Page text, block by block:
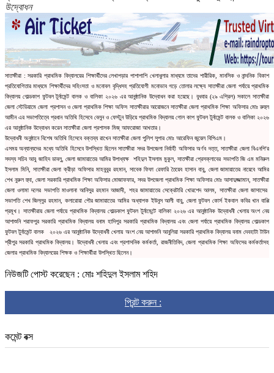
উদ্বোধন
সাতক্ষীরা : সরকারি প্রাথমিক বিদ্যালয়ের শিক্ষার্থীদের লেখাপড়ার পাশাপাশি খেলাধুলার মাধ্যমে তাদের শারীরিক, মানসিক ও নান্দনিক বিকাশ
প্রতিযোগিতার মাধ্যমে শিক্ষার্থীদের সহিংসতা ও মনোবল বৃদ্ধিসহ প্রতিযোগী মনোভাব গড়ে তোলার লক্ষ্যে সাতক্ষীরা জেলা পর্যায়ে প্রাথমিক
বিদ্যালয় গোল্ডকাপ ফুটবল টুর্নামেন্ট বালক ও বালিকা ২০২৬ এর আনুষ্ঠানিক উদ্বোধন করা হয়েছে। বুধবার (২৯ এপ্রিল) সকালে সাতক্ষীরা
জেলা স্টেডিয়ামে জেলা প্রশাসন ও জেলা প্রাথমিক শিক্ষা অফিস সাতক্ষীরার আয়োজনে সাতক্ষীরা জেলা প্রাথমিক শিক্ষা অফিসার মোঃ রুহুল
আমীন এর সভাপতিত্বে প্রধান অতিথি হিসেবে বেলুন ও ফেস্টুন উড়িয়ে প্রাথমিক বিদ্যালয় গোল কাপ ফুটবল টুর্নামেন্ট বালক ও বালিকা ২০২৬
এর আনুষ্ঠানিক উদ্বোধন করেন সাতক্ষীরা জেলা প্রশাসক মিজ্ আফরোজা আখতার।
উদ্বোধনী অনুষ্ঠানে বিশেষ অতিথি হিসেবে বক্তব্য রাখেন সাতক্ষীরা জেলা পুলিশ সুপার মোঃ আরেফিন জুয়েল বিপিএম।
এসময় অন্যান্যদের মধ্যে অতিথি হিসেবে উপস্থিত ছিলেন সাতক্ষীরা সদর উপজেলা নির্বাহী অফিসার অর্ণব দত্ত, সাতক্ষীরা জেলা বিএনপি'র
সদস্য সচিব আবু জাহিদ ডাবলু, জেলা জামায়াতের আমির উপাধ্যক্ষ  শহিদুল ইসলাম মুকুল, সাতক্ষীরা প্রেসক্লাবের সভাপতি জি এম মনিরুল
ইসলাম মিনি, সাতক্ষীরা জেলা ক্রীড়া অফিসার মাহবুবুর রহমান, সাবেক ফিফা রেফারি তৈয়েব হাসান বাবু, জেলা জামায়াতের নায়েবে আমির
শেখ নুরুল হুদা, জেলা সরকারি প্রাথমিক শিক্ষা অফিসার মোজাফফার, সদর উপজেলা প্রাথমিক শিক্ষা অফিসার মোঃ আসাদুজ্জামান, সাতক্ষীরা
জেলা ওলামা দলের সভাপতি মাওলানা আনিসুর রহমান আজাদী, শহর জামায়াতের সেক্রেটারি খোরশেদ আলম, সাতক্ষীরা জেলা জাসাসের
সভাপতি শেখ জিল্লুর রহমান, কলারোয়া পৌর জামায়াতের আমির অধ্যাপক ইউনুস আলী বাবু, জেলা ফুটবল কোর্স ইকবাল কবির খান বাপ্পি
প্রমূখ। সাতক্ষীরায় জেলা পর্যায়ে প্রাথমিক বিদ্যালয় গোল্ডকাপ ফুটবল টুর্নামেন্টে বালিকা ২০২৬ এর আনুষ্ঠানিক উদ্বোধনী খেলায় অংশ নেয়
আশাশুনি শরাফপুর সরকারি প্রাথমিক বিদ্যালয় বনাম হাদিপুর সরকারি প্রাথমিক বিদ্যালয় এবং জেলা পর্যায়ে প্রাথমিক বিদ্যালয় গোল্ডকাপ
ফুটবল টুর্নামেন্ট বালক   ২০২৬ এর আনুষ্ঠানিক উদ্বোধনী খেলায় অংশ নেয় আশাশুনি আনুলিয়া সরকারি প্রাথমিক বিদ্যালয় বনাম দেবহাটা টাউন
শ্রীপুর সরকারি প্রাথমিক বিদ্যালয়। উদ্বোধনী খেলায় এবং প্রশাসনিক কর্মকর্তা, রাজনীতিবিদ, জেলা প্রাথমিক শিক্ষা অফিসের কর্মকর্তাসহ
জেলার প্রাথমিক বিদ্যালয়ের শিক্ষক ও শিক্ষার্থীরা উপস্থিত ছিলেন।
নিউজটি পোস্ট করেছেন : মোঃ শহিদুল ইসলাম শহিদ
প্রিন্ট করুন :
কমেন্ট বক্স